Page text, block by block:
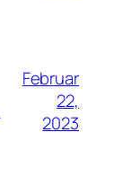
Februar
22,
2023